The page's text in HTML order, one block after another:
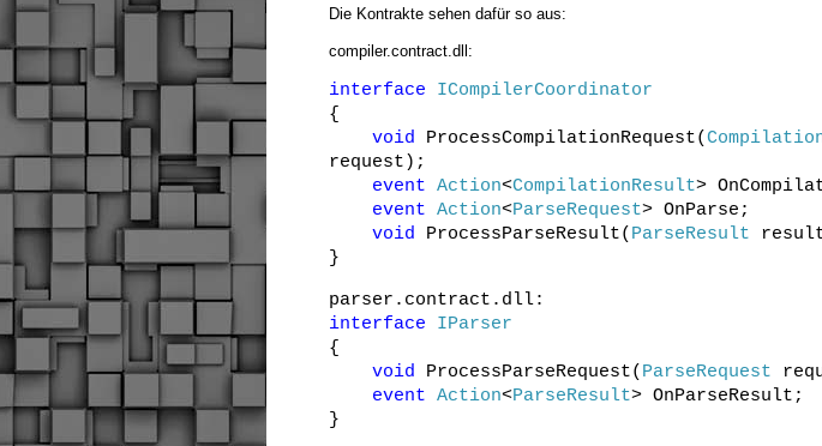
Die Kontrakte sehen dafür so aus:
compiler.contract.dll:
interface
ICompilerCoordinator
{
void ProcessCompilationRequest(
request);
event
Action<CompilationResult>
event
Action<ParseRequest> OnParse;
void ProcessParseResult( ParseResult
}
parser.contract.dll:
interface
IParser
{
void
ProcessParseRequest( ParseRequest
event
Action<ParseResult> OnParseResult;
}